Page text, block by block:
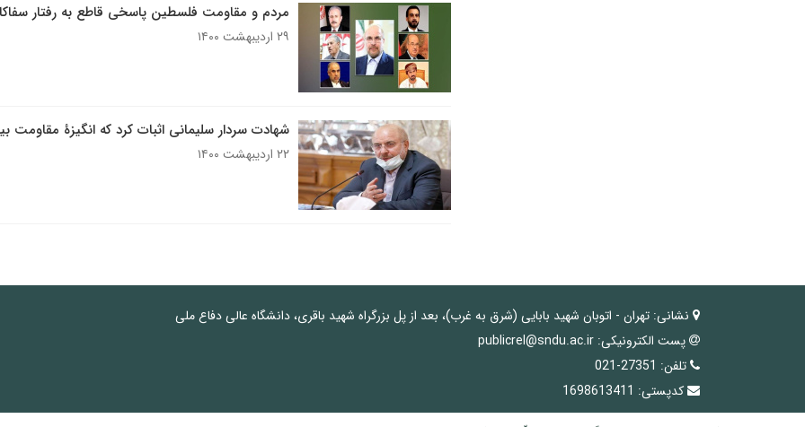
مردم و مقاومت فلسطین پاسخی قاطع به رفتار
۲۹ اردیبهشت ۱۴۰۰
شهادت سردار سلیمانی اثبات کرد که انگیزۀ
۲۲ اردیبهشت ۱۴۰۰
نشانی: تهران - اتوبان شهید بابایی (شرق به غرب)، بعد از پل بزرگراه شهید باقری، دانشگاه عالی دفاع ملی
پست الکترونیکی: publicrel@sndu.ac.ir
تلفن: 27351-021
کدپستی: 1698613411